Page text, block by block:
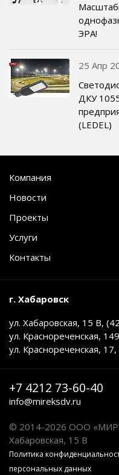
ЭРА!
25 Апр
ДКУ
(LEDEL)
Компания
Новости
Проекты
Услуги
Контакты
г. Хабаровск
ул. Хабаровская, 15 В,
ул. Краснореченская,
ул. Краснореченская,
+7 4212 73-60-40
info@mireksdv.ru
© 2014-2026 ООО
Хабаровская, 15 В
Политика
персональных данных